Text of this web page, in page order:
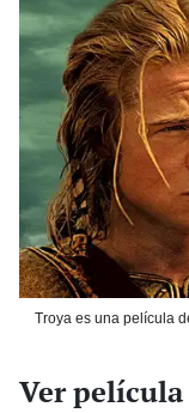
Troya es una película
Ver